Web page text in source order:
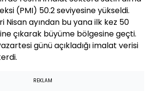
(PMI) 50.2 seviyesine yükseldi.
Nisan ayından bu yana ilk kez 50
çıkarak büyüme bölgesine geçti.
günü açıkladığı imalat verisi
REKLAM